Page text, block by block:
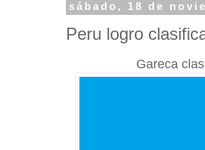
sábado, 18 de
Peru logro
Gareca